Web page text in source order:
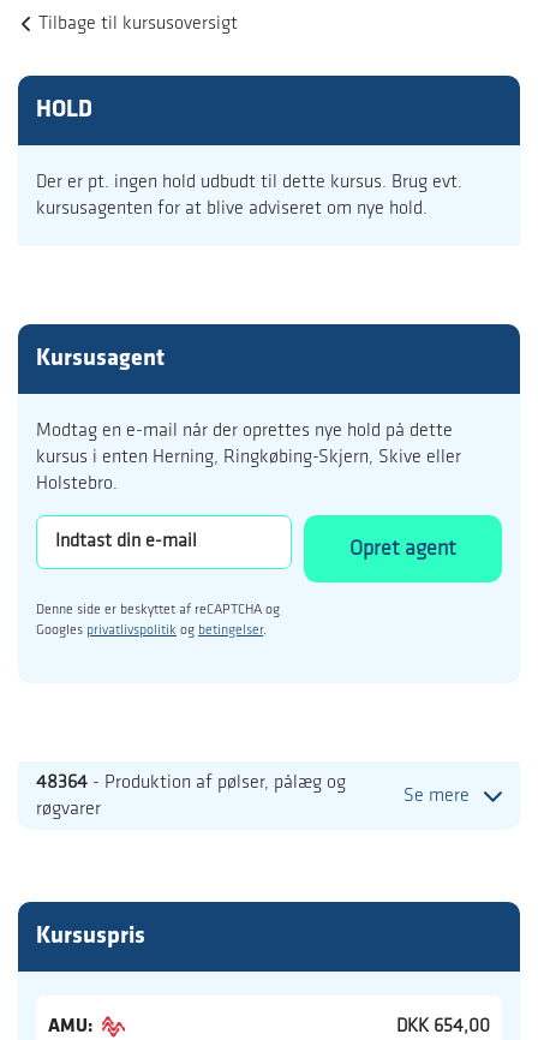
Tilbage til kursusoversigt
HOLD
Der er pt. ingen hold udbudt til dette kursus. Brug evt.
kursusagenten for at blive adviseret om nye hold.
Kursusagent
Modtag en e-mail når der oprettes nye hold på dette
kursus i enten Herning, Ringkøbing-Skjern, Skive eller
Holstebro.
Opret agent
Denne side er beskyttet af reCAPTCHA og
Googles privatlivspolitik og betingelser.
48364 - Produktion af pølser, pålæg og
røgvarer
Se mere
Kursuspris
AMU: DKK 654,00